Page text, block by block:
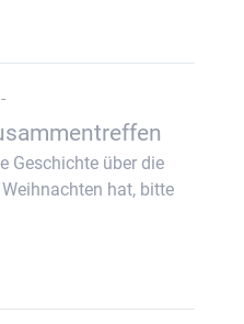
Geschichte über die
hat, bitte